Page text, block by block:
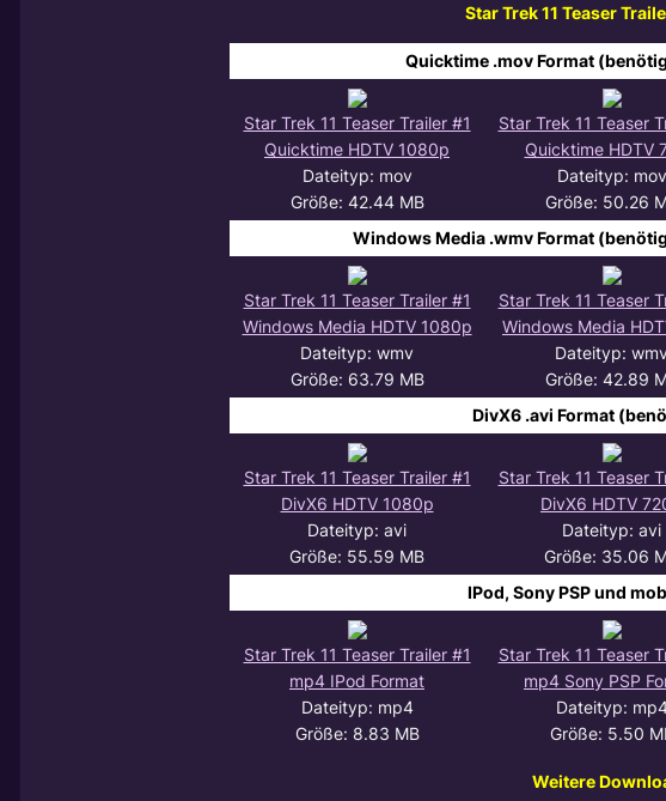
Star Trek 11 Teaser
Quicktime .mov Format
Star Trek 11 Teaser Trailer #1
Quicktime HDTV 1080p
Dateityp: mov
Größe: 42.44 MB
Star Trek 11 Teaser
Quicktime HDTV
Dateityp: mov
Größe: 50.26
Windows Media .wmv Format
Star Trek 11 Teaser Trailer #1
Windows Media HDTV 1080p
Dateityp: wmv
Größe: 63.79 MB
Star Trek 11 Teaser
Windows Media
Dateityp:
Größe: 42.89
DivX6 .avi Format
Star Trek 11 Teaser Trailer #1
DivX6 HDTV 1080p
Dateityp: avi
Größe: 55.59 MB
Star Trek 11 Teaser
DivX6 HDTV
Dateityp: avi
Größe: 35.06
IPod, Sony PSP und
Star Trek 11 Teaser Trailer #1
mp4 IPod Format
Dateityp: mp4
Größe: 8.83 MB
Star Trek 11 Teaser
mp4 Sony PSP
Dateityp:
Größe: 5.50
Weitere